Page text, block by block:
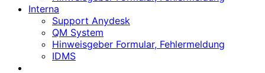
Interna
Support Anydesk
QM System
Hinweisgeber Formular, Fehlermeldung
IDMS